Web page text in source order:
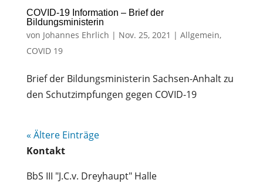
COVID-19 Information – Brief der
Bildungsministerin
von Johannes Ehrlich | Nov. 25, 2021 | Allgemein,
COVID 19
Brief der Bildungsministerin Sachsen-Anhalt zu
den Schutzimpfungen gegen COVID-19
« Ältere Einträge
Kontakt
BbS III "J.C.v. Dreyhaupt" Halle